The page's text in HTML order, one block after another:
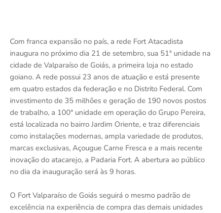
Com franca expansão no país, a rede Fort Atacadista
inaugura no próximo dia 21 de setembro, sua 51ª unidade na
cidade de Valparaíso de Goiás, a primeira loja no estado
goiano. A rede possui 23 anos de atuação e está presente
em quatro estados da federação e no Distrito Federal. Com
investimento de 35 milhões e geração de 190 novos postos
de trabalho, a 100ª unidade em operação do Grupo Pereira,
está localizada no bairro Jardim Oriente, e traz diferenciais
como instalações modernas, ampla variedade de produtos,
marcas exclusivas, Açougue Carne Fresca e a mais recente
inovação do atacarejo, a Padaria Fort. A abertura ao público
no dia da inauguração será às 9 horas.
O Fort Valparaíso de Goiás seguirá o mesmo padrão de
excelência na experiência de compra das demais unidades